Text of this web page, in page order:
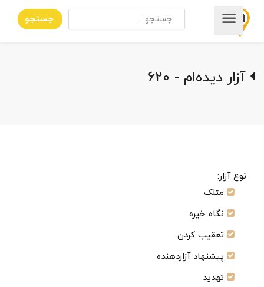
جستجو
آزار دیده‌ام - 620
نوع آزار:
متلک
نگاه خیره
تعقیب کردن
پیشنهاد آزاردهنده
تهدید